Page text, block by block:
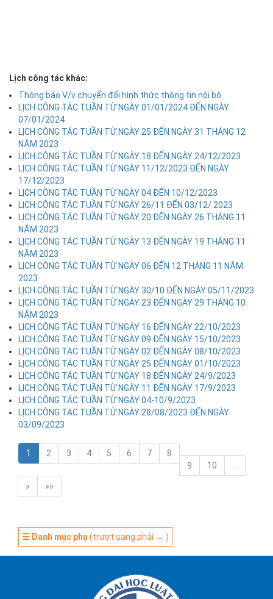
Lịch công tác khác:
Thông báo V/v chuyển đổi hình thức thông tin nội bộ
LỊCH CÔNG TÁC TUẦN TỪ NGÀY 01/01/2024 ĐẾN NGÀY
07/01/2024
LỊCH CÔNG TÁC TUẦN TỪ NGÀY 25 ĐẾN NGÀY 31 THÁNG 12
NĂM 2023
LỊCH CÔNG TÁC TUẦN TỪ NGÀY 18 ĐẾN NGÀY 24/12/2023
LỊCH CÔNG TÁC TUẦN TỪ NGÀY 11/12/2023 ĐẾN NGÀY
17/12/2023
LỊCH CÔNG TÁC TUẦN TỪ NGÀY 04 ĐẾN 10/12/2023
LỊCH CÔNG TÁC TUẦN TỪ NGÀY 26/11 ĐẾN 03/12/ 2023
LỊCH CÔNG TÁC TUẦN TỪ NGÀY 20 ĐẾN NGÀY 26 THÁNG 11
NĂM 2023
LỊCH CÔNG TÁC TUẦN TỪ NGÀY 13 ĐẾN NGÀY 19 THÁNG 11
NĂM 2023
LỊCH CÔNG TÁC TUẦN TỪ NGÀY 06 ĐẾN 12 THÁNG 11 NĂM
2023
LỊCH CÔNG TÁC TUẦN TỪ NGÀY 30/10 ĐẾN NGÀY 05/11/2023
LỊCH CÔNG TÁC TUẦN TỪ NGÀY 23 ĐẾN NGÀY 29 THÁNG 10
NĂM 2023
LỊCH CÔNG TÁC TUẦN TỪ NGÀY 16 ĐẾN NGÀY 22/10/2023
LỊCH CÔNG TAC TUẦN TỪ NGÀY 09 ĐẾN NGÀY 15/10/2023
LỊCH CÔNG TAC TUẦN TỪ NGÀY 02 ĐẾN NGÀY 08/10/2023
LỊCH CÔNG TÁC TUẦN TỪ NGÀY 25 ĐẾN NGÀY 01/10/2023
LỊCH CÔNG TÁC TUẦN TỪ NGÀY 18 ĐẾN NGÀY 24/9/2023
LỊCH CÔNG TÁC TUẦN TỪ NGÀY 11 ĐẾN NGÀY 17/9/2023
LỊCH CÔNG TÁC TUẦN TỪ NGÀY 04-10/9/2023
LỊCH CÔNG TAC TUẦN TỪ NGÀY 28/08/2023 ĐẾN NGÀY
03/09/2023
1 2 3 4 5 6 7
8
9
10
» »»
☰ Danh mục phụ (trượt sang phải → )